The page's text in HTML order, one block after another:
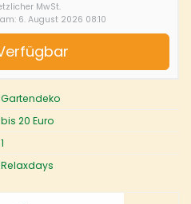
MwSt.
6. August 2026 08:10
Gartendeko
bis 20 Euro
1
Relaxdays